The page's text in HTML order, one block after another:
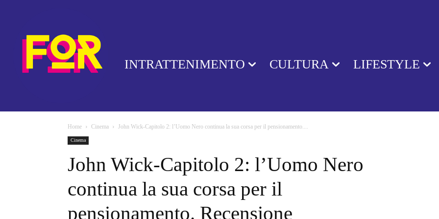
INTRATTENIMENTO CULTURA LIFESTYLE
Home Cinema John Wick-Capitolo 2: l’Uomo Nero continua la sua corsa per il pensionamento....
Cinema
John Wick-Capitolo 2: l’Uomo Nero
continua la sua corsa per il
pensionamento. Recensione